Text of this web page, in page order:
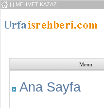
| | MEHMET KAZAZ
Menu
Ana Sayfa